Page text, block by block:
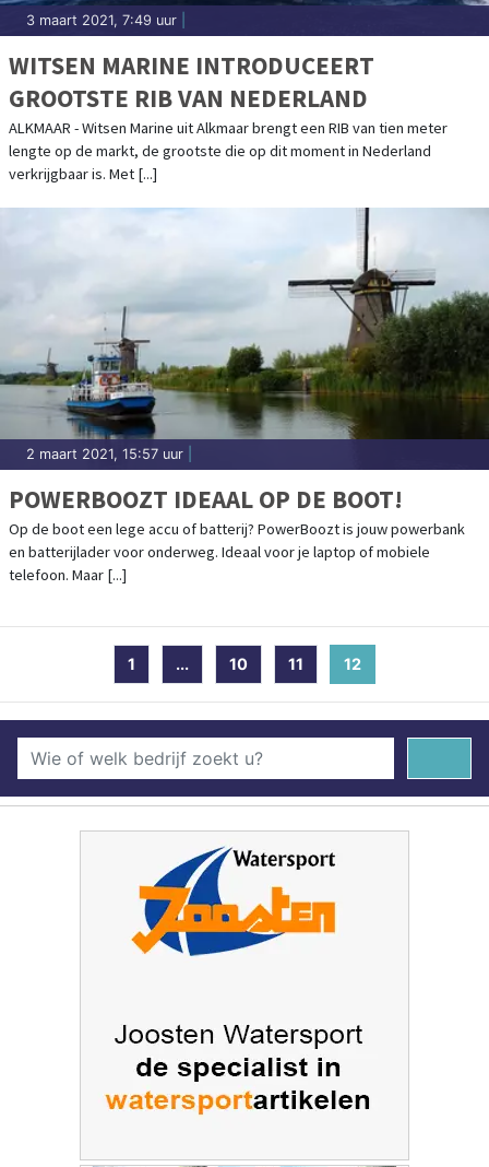
3 maart 2021, 7:49 uur
WITSEN MARINE INTRODUCEERT
GROOTSTE RIB VAN NEDERLAND
ALKMAAR - Witsen Marine uit Alkmaar brengt een RIB van tien meter
lengte op de markt, de grootste die op dit moment in Nederland
verkrijgbaar is. Met [...]
2 maart 2021, 15:57 uur
POWERBOOZT IDEAAL OP DE BOOT!
Op de boot een lege accu of batterij? PowerBoozt is jouw powerbank
en batterijlader voor onderweg. Ideaal voor je laptop of mobiele
telefoon. Maar [...]
1 ... 10 11 12